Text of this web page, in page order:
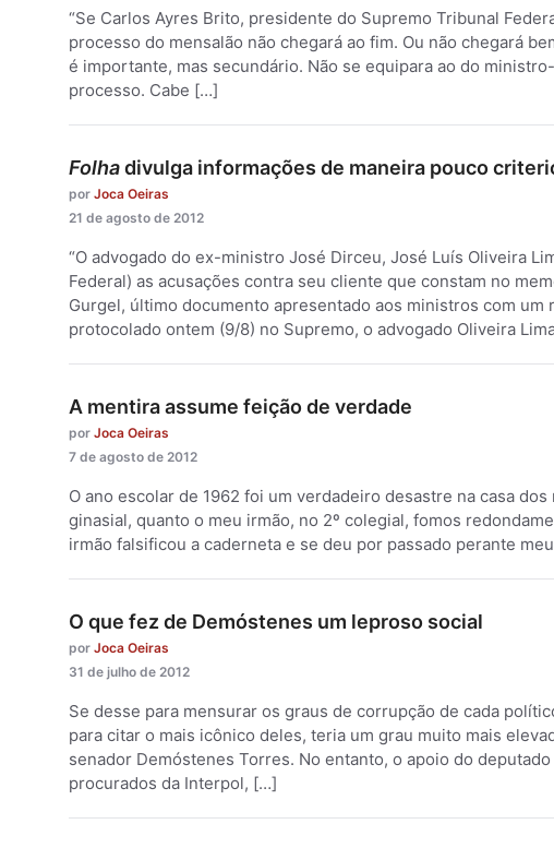
“Se Carlos Ayres Brito, presidente do Supremo Tribunal
processo do mensalão não chegará ao fim. Ou não chegará
é importante, mas secundário. Não se equipara ao do
processo. Cabe […]
Folhadivulga informações de maneira pouco
por Joca Oeiras
21 de agosto de 2012
“O advogado do ex-ministro José Dirceu, José Luís Oliveira
Federal) as acusações contra seu cliente que constam no
Gurgel, último documento apresentado aos ministros com um
protocolado ontem (9/8) no Supremo, o advogado Oliveira
A mentira assume feição de verdade
por Joca Oeiras
7 de agosto de 2012
O ano escolar de 1962 foi um verdadeiro desastre na casa
ginasial, quanto o meu irmão, no 2º colegial, fomos
irmão falsificou a caderneta e se deu por passado perante
O que fez de Demóstenes um leproso social
por Joca Oeiras
31 de julho de 2012
Se desse para mensurar os graus de corrupção de cada
para citar o mais icônico deles, teria um grau muito mais
senador Demóstenes Torres. No entanto, o apoio do
procurados da Interpol, […]